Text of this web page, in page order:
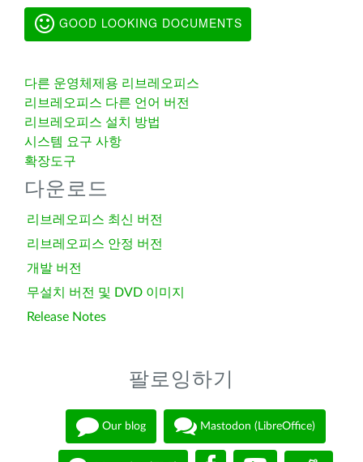
GOOD LOOKING DOCUMENTS
다른 운영체제용 리브레오피스
리브레오피스 다른 언어 버전
리브레오피스 설치 방법
시스템 요구 사항
확장도구
다운로드
리브레오피스 최신 버전
리브레오피스 안정 버전
개발 버전
무설치 버전 및 DVD 이미지
Release Notes
팔로잉하기
Our blog Mastodon (LibreOffice)